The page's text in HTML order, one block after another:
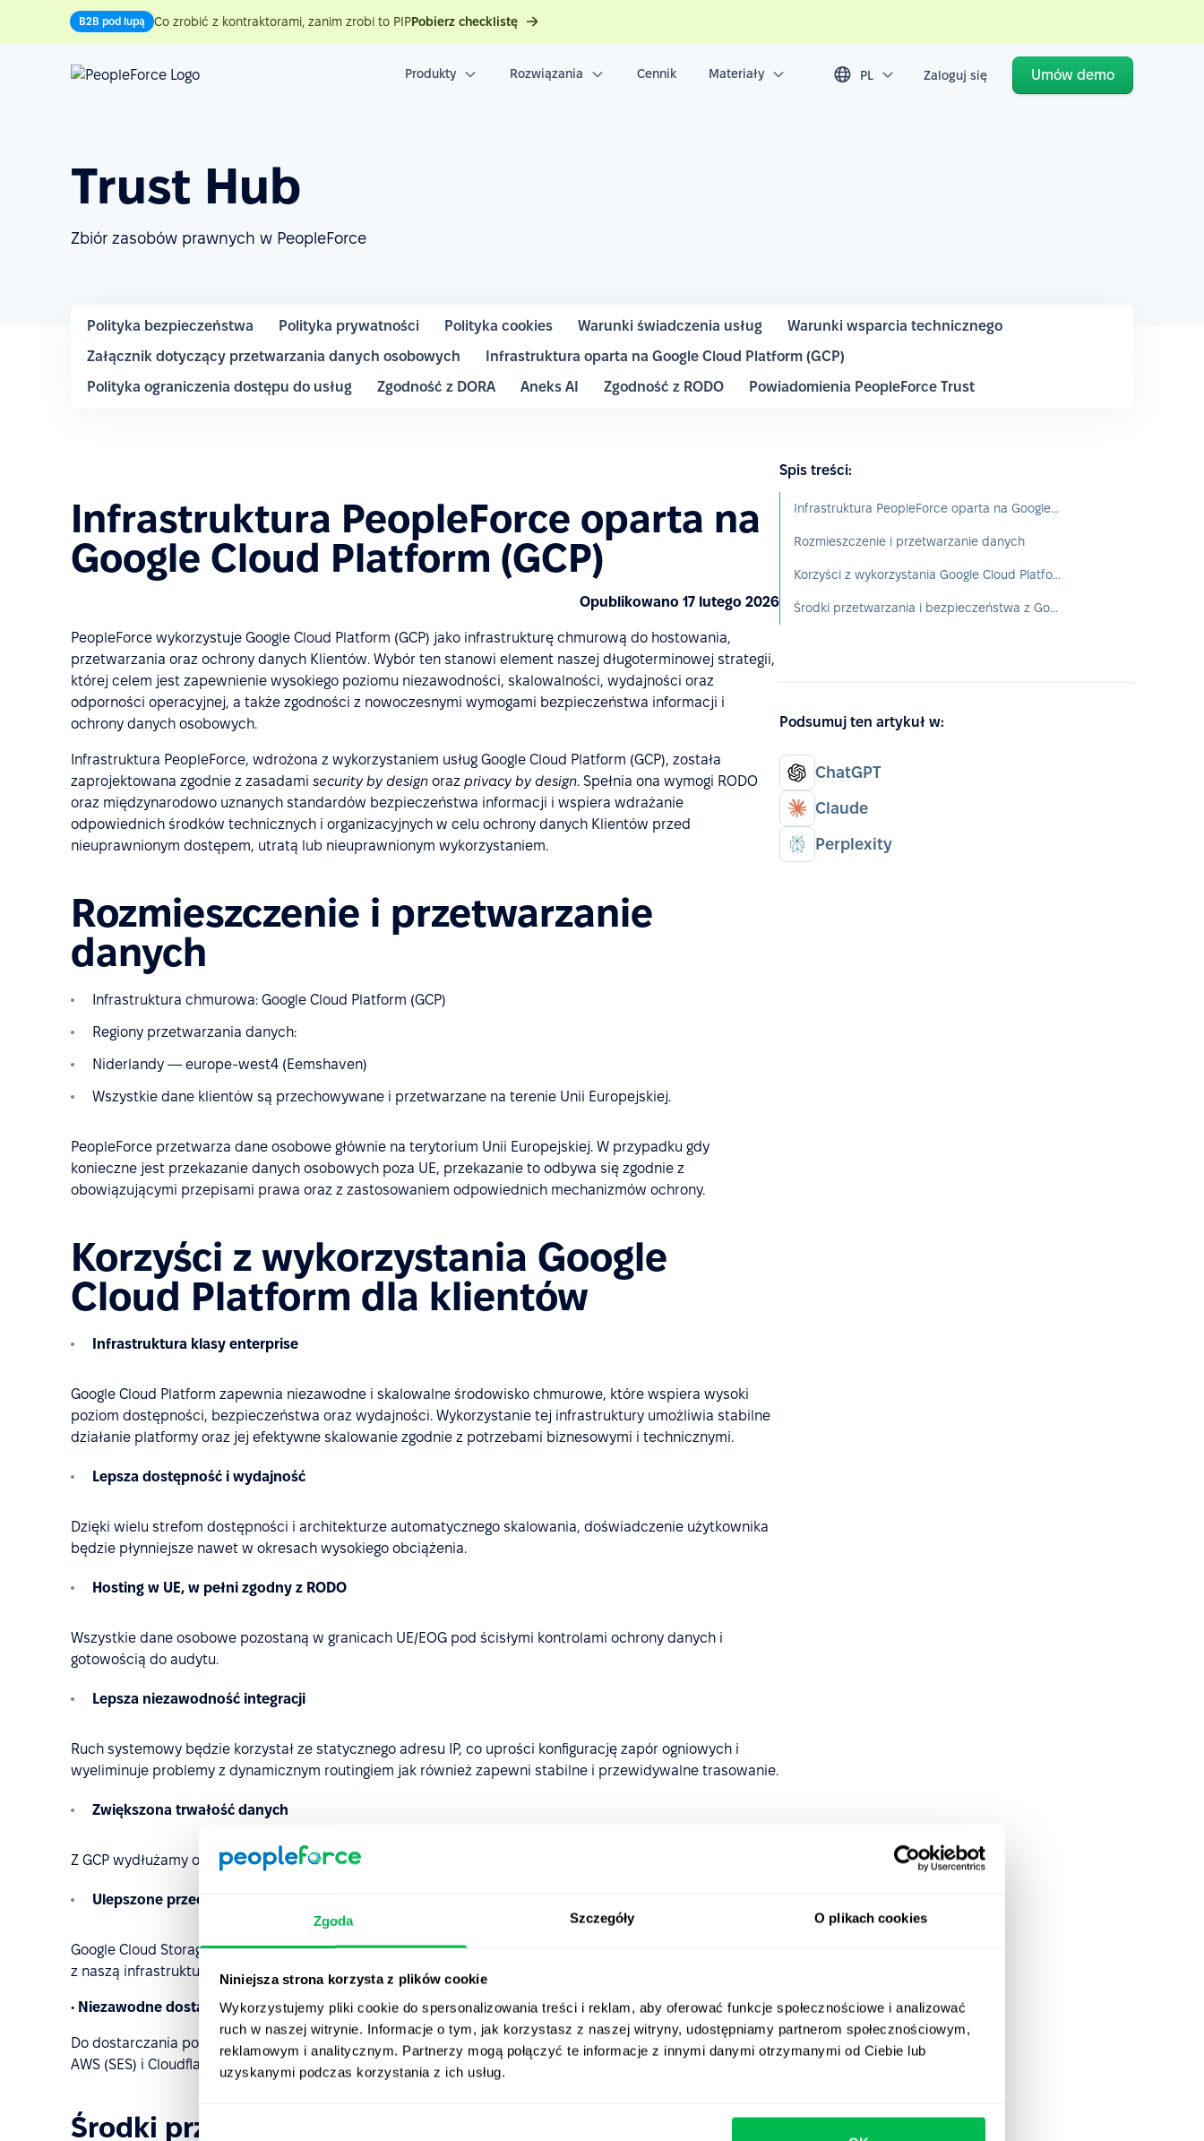
Zgoda Szczegóły O plikach cookies
Niniejsza strona korzysta z plików cookie
Wykorzystujemy pliki cookie do spersonalizowania treści i reklam, aby oferować funkcje społecznościowe i analizować
ruch w naszej witrynie. Informacje o tym, jak korzystasz z naszej witryny, udostępniamy partnerom społecznościowym,
reklamowym i analitycznym. Partnerzy mogą połączyć te informacje z innymi danymi otrzymanymi od Ciebie lub
uzyskanymi podczas korzystania z ich usług.
B2B pod lupą Co zrobić z kontraktorami, zanim zrobi to PIPPobierz checklistę
Produkty Rozwiązania Cennik Materiały PL Zaloguj się Umów demo
Trust Hub
Zbiór zasobów prawnych w PeopleForce
Polityka bezpieczeństwa Polityka prywatności Polityka cookies Warunki świadczenia usług
Warunki wsparcia technicznego
Załącznik dotyczący przetwarzania danych osobowych
Infrastruktura oparta na Google Cloud Platform (GCP)
Polityka ograniczenia dostępu do usług
Zgodność z DORA Aneks AI Zgodność z RODO Powiadomienia PeopleForce Trust
Infrastruktura PeopleForce oparta na
Google Cloud Platform (GCP)
Opublikowano 17 lutego 2026
PeopleForce wykorzystuje Google Cloud Platform (GCP) jako infrastrukturę chmurową do hostowania,
przetwarzania oraz ochrony danych Klientów. Wybór ten stanowi element naszej długoterminowej strategii,
której celem jest zapewnienie wysokiego poziomu niezawodności, skalowalności, wydajności oraz
odporności operacyjnej, a także zgodności z nowoczesnymi wymogami bezpieczeństwa informacji i
ochrony danych osobowych.
Infrastruktura PeopleForce, wdrożona z wykorzystaniem usług Google Cloud Platform (GCP), została
zaprojektowana zgodnie z zasadami security by design oraz privacy by design. Spełnia ona wymogi RODO
oraz międzynarodowo uznanych standardów bezpieczeństwa informacji i wspiera wdrażanie
odpowiednich środków technicznych i organizacyjnych w celu ochrony danych Klientów przed
nieuprawnionym dostępem, utratą lub nieuprawnionym wykorzystaniem.
Rozmieszczenie i przetwarzanie
danych
Infrastruktura chmurowa: Google Cloud Platform (GCP)
Regiony przetwarzania danych:
Niderlandy — europe-west4 (Eemshaven)
Wszystkie dane klientów są przechowywane i przetwarzane na terenie Unii Europejskiej.
PeopleForce przetwarza dane osobowe głównie na terytorium Unii Europejskiej. W przypadku gdy
konieczne jest przekazanie danych osobowych poza UE, przekazanie to odbywa się zgodnie z
obowiązującymi przepisami prawa oraz z zastosowaniem odpowiednich mechanizmów ochrony.
Korzyści z wykorzystania Google
Cloud Platform dla klientów
Infrastruktura klasy enterprise
Google Cloud Platform zapewnia niezawodne i skalowalne środowisko chmurowe, które wspiera wysoki
poziom dostępności, bezpieczeństwa oraz wydajności. Wykorzystanie tej infrastruktury umożliwia stabilne
działanie platformy oraz jej efektywne skalowanie zgodnie z potrzebami biznesowymi i technicznymi.
Lepsza dostępność i wydajność
Dzięki wielu strefom dostępności i architekturze automatycznego skalowania, doświadczenie użytkownika
będzie płynniejsze nawet w okresach wysokiego obciążenia.
Hosting w UE, w pełni zgodny z RODO
Wszystkie dane osobowe pozostaną w granicach UE/EOG pod ścisłymi kontrolami ochrony danych i
gotowością do audytu.
Lepsza niezawodność integracji
Ruch systemowy będzie korzystał ze statycznego adresu IP, co uprości konfigurację zapór ogniowych i
wyeliminuje problemy z dynamicznym routingiem jak również zapewni stabilne i przewidywalne trasowanie.
Zwiększona trwałość danych
Z GCP wydłużamy okres retencji kopii zapasowych do 1 roku oraz zapewniamy szybsze opcje odzyskiwania.
Ulepszone przechowywanie plików
Google Cloud Storage zapewni szybsze, stabilniejsze przesyłanie i dostęp do plików – w pełni zintegrowane
z naszą infrastrukturą.
• Niezawodne dostarczanie wiadomości i ochrona platformy
Do dostarczania poczty elektronicznej oraz ochrony platformy wykorzystywani są sprawdzeni dostawcy —
AWS (SES) i Cloudflare — co zwiększa niezawodność oraz poziom bezpieczeństwa infrastruktury.
Środki przetwarzania i bezpieczeństwa z Google
Spis treści:
Infrastruktura PeopleForce oparta na Google Cloud Platform (GCP)
Rozmieszczenie i przetwarzanie danych
Korzyści z wykorzystania Google Cloud Platform dla klientów
Środki przetwarzania i bezpieczeństwa z Google Cloud
Podsumuj ten artykuł w:
ChatGPT
Claude
Perplexity